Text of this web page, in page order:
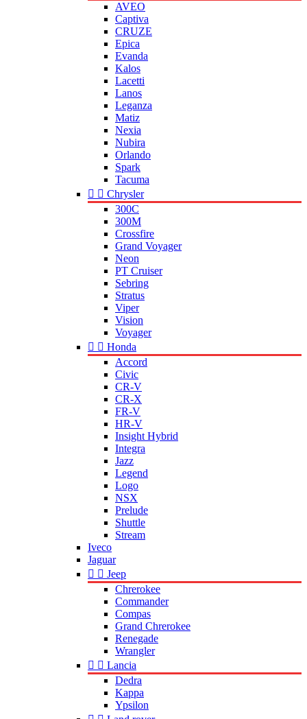
AVEO
Captiva
CRUZE
Epica
Evanda
Kalos
Lacetti
Lanos
Leganza
Matiz
Nexia
Nubira
Orlando
Spark
Tacuma
  Chrysler
300C
300M
Crossfire
Grand Voyager
Neon
PT Cruiser
Sebring
Stratus
Viper
Vision
Voyager
  Honda
Accord
Civic
CR-V
CR-X
FR-V
HR-V
Insight Hybrid
Integra
Jazz
Legend
Logo
NSX
Prelude
Shuttle
Stream
Iveco
Jaguar
  Jeep
Chrerokee
Commander
Compas
Grand Chrerokee
Renegade
Wrangler
  Lancia
Dedra
Kappa
Ypsilon